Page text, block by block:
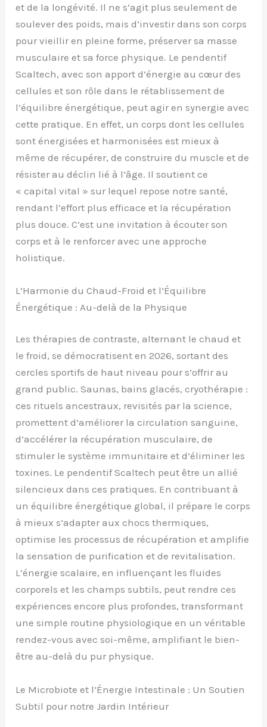
et de la longévité. Il ne s’agit plus seulement de
soulever des poids, mais d’investir dans son corps
pour vieillir en pleine forme, préserver sa masse
musculaire et sa force physique. Le pendentif
Scaltech, avec son apport d’énergie au cœur des
cellules et son rôle dans le rétablissement de
l’équilibre énergétique, peut agir en synergie avec
cette pratique. En effet, un corps dont les cellules
sont énergisées et harmonisées est mieux à
même de récupérer, de construire du muscle et de
résister au déclin lié à l’âge. Il soutient ce
« capital vital » sur lequel repose notre santé,
rendant l’effort plus efficace et la récupération
plus douce. C’est une invitation à écouter son
corps et à le renforcer avec une approche
holistique.
L’Harmonie du Chaud-Froid et l’Équilibre
Énergétique : Au-delà de la Physique
Les thérapies de contraste, alternant le chaud et
le froid, se démocratisent en 2026, sortant des
cercles sportifs de haut niveau pour s’offrir au
grand public. Saunas, bains glacés, cryothérapie :
ces rituels ancestraux, revisités par la science,
promettent d’améliorer la circulation sanguine,
d’accélérer la récupération musculaire, de
stimuler le système immunitaire et d’éliminer les
toxines. Le pendentif Scaltech peut être un allié
silencieux dans ces pratiques. En contribuant à
un équilibre énergétique global, il prépare le corps
à mieux s’adapter aux chocs thermiques,
optimise les processus de récupération et amplifie
la sensation de purification et de revitalisation.
L’énergie scalaire, en influençant les fluides
corporels et les champs subtils, peut rendre ces
expériences encore plus profondes, transformant
une simple routine physiologique en un véritable
rendez-vous avec soi-même, amplifiant le bien-
être au-delà du pur physique.
Le Microbiote et l’Énergie Intestinale : Un Soutien
Subtil pour notre Jardin Intérieur